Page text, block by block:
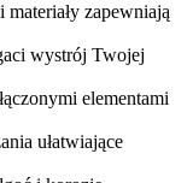
zapewniają
wystrój Twojej
elementami
ułatwiające